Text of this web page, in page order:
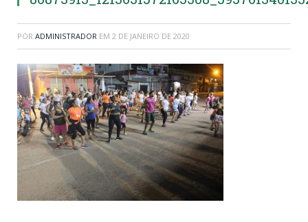
POR ADMINISTRADOR EM 2 DE JANEIRO DE 2020